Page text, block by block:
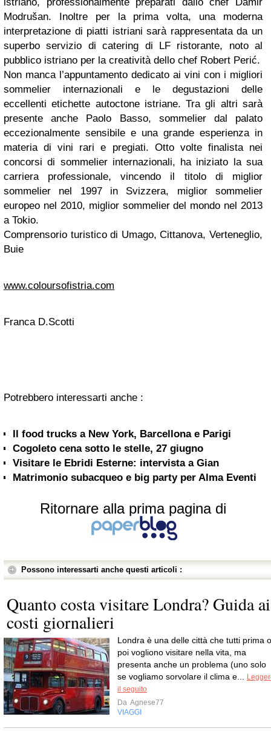
Modrušan. Inoltre per la prima volta, una moderna
interpretazione di piatti istriani sarà rappresentata da un
superbo servizio di catering di LF ristorante, noto al
pubblico istriano per la creatività dello chef Robert Perić.
Non manca l’appuntamento dedicato ai vini con i migliori
sommelier internazionali e le degustazioni delle
eccellenti etichette autoctone istriane. Tra gli altri sarà
presente anche Paolo Basso, sommelier dal palato
eccezionalmente sensibile e una grande esperienza in
materia di vini rari e pregiati. Otto volte finalista nei
concorsi di sommelier internazionali, ha iniziato la sua
carriera professionale, vincendo il titolo di miglior
sommelier nel 1997 in Svizzera, miglior sommelier
europeo nel 2010, miglior sommelier del mondo nel 2013
a Tokio.
Comprensorio turistico di Umago, Cittanova, Verteneglio,
Buie
www.coloursofistria.com
Franca D.Scotti
Potrebbero interessarti anche :
Il food trucks a New York, Barcellona e Parigi
Cogoleto cena sotto le stelle, 27 giugno
Visitare le Ebridi Esterne: intervista a Gian
Matrimonio subacqueo e big party per Alma Eventi
Ritornare alla prima pagina di
Possono interessarti anche questi articoli :
Quanto costa visitare Londra? Guida ai
costi giornalieri
Londra è una delle città che tutti prima o
poi vogliono visitare nella vita, ma
presenta anche un problema (uno solo
se vogliamo sorvolare il clima e...
il seguito
Da Agnese77
VIAGGI